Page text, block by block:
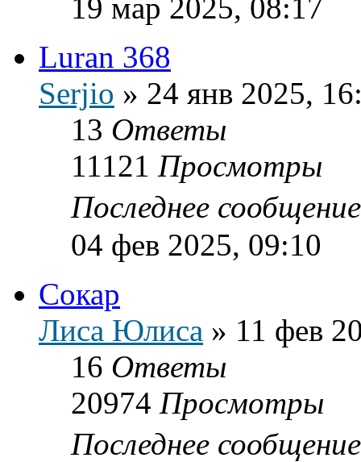
19 мар 2025, 08:17
Luran 368
Serjio » 24 янв 2025,
13 Ответы
11121 Просмотры
Последнее
04 фев 2025, 09:10
Сокар
Лиса Юлиса » 11 фев
16 Ответы
20974 Просмотры
Последнее